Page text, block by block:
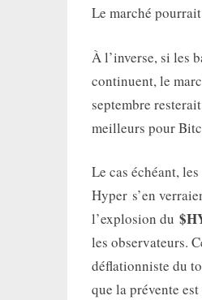
Le marché
À l’inverse, si les
continuent, le
septembre
meilleurs pour
Le cas échéant,
Hyper s’en
l’explosion du
les observateurs.
déflationniste du
que la prévente